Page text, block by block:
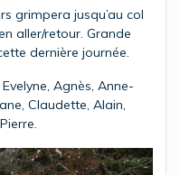
grimpera jusqu’au col
aller/retour. Grande
dernière journée.
Agnès, Anne-
Claudette, Alain,